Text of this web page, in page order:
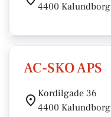
4400 Kalundborg
AC-SKO APS
Kordilgade 36
4400 Kalundborg